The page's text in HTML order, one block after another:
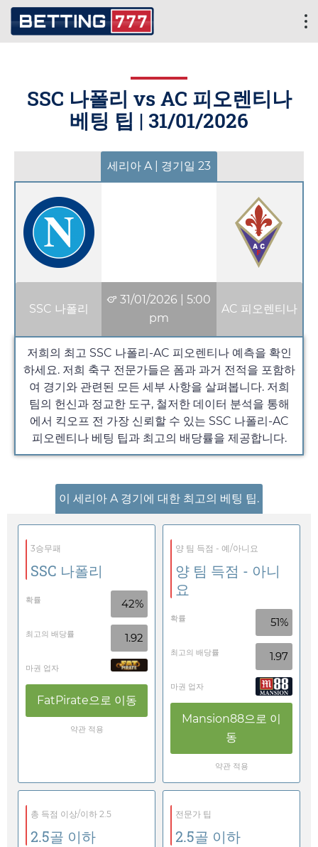
SSC 나폴리 vs AC 피오렌티나
베팅 팁 | 31/01/2026
세리아 A | 경기일 23
SSC 나폴리
31/01/2026 |5:00
pm
AC 피오렌티나
저희의 최고 SSC 나폴리-AC 피오렌티나 예측을 확인
하세요. 저희 축구 전문가들은 폼과 과거 전적을 포함하
여 경기와 관련된 모든 세부 사항을 살펴봅니다. 저희
팀의 헌신과 정교한 도구, 철저한 데이터 분석을 통해
에서 킥오프 전 가장 신뢰할 수 있는 SSC 나폴리-AC
피오렌티나 베팅 팁과 최고의 배당률을 제공합니다.
이 세리아 A 경기에 대한 최고의 베팅 팁.
3승무패
SSC 나폴리
확률 42%
최고의 배당률 1.92
마권 업자
FatPirate으로 이동
약관 적용
양 팀 득점 - 예/아니요
양 팀 득점 - 아니
요
확률 51%
최고의 배당률 1.97
마권 업자
Mansion88으로 이
동
약관 적용
총 득점 이상/이하 2.5
2.5골 이하
전문가 팁
2.5골 이하